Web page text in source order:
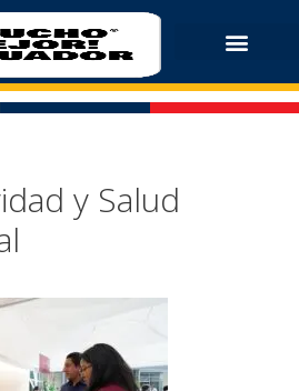
y Salud